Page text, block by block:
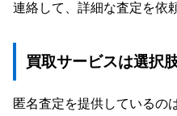
連絡して、詳細な査定を依
買取サービスは選択
匿名査定を提供しているの